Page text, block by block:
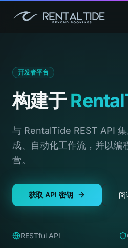
开发者平台
构建于
与 RentalTide REST API
成、自动化工作流，并以编
营。
获取 API 密钥 阅
RESTful API